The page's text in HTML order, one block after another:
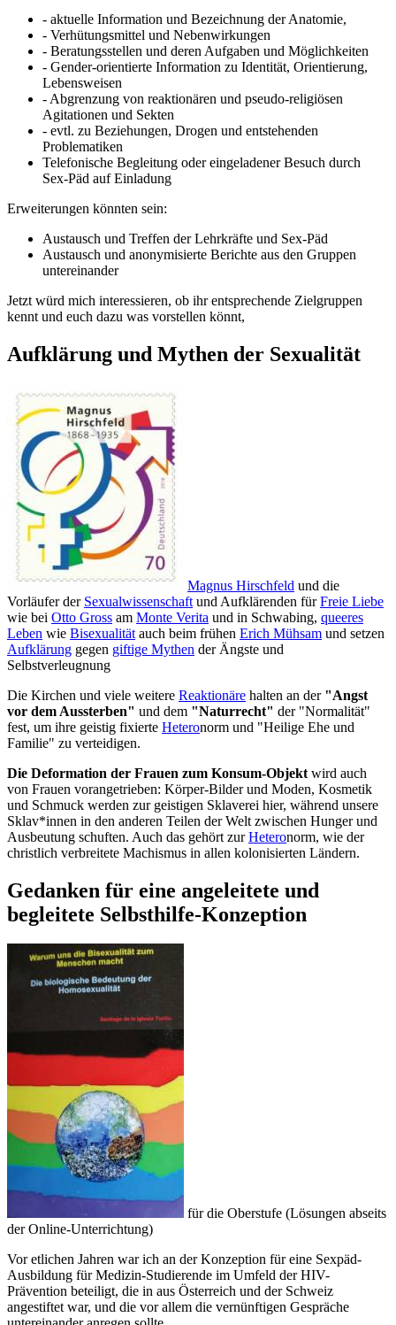
- aktuelle Information und Bezeichnung der Anatomie,
- Verhütungsmittel und Nebenwirkungen
- Beratungsstellen und deren Aufgaben und Möglichkeiten
- Gender-orientierte Information zu Identität, Orientierung,
Lebensweisen
- Abgrenzung von reaktionären und pseudo-religiösen
Agitationen und Sekten
- evtl. zu Beziehungen, Drogen und entstehenden
Problematiken
Telefonische Begleitung oder eingeladener Besuch durch
Sex-Päd auf Einladung
Erweiterungen könnten sein:
Austausch und Treffen der Lehrkräfte und Sex-Päd
Austausch und anonymisierte Berichte aus den Gruppen
untereinander
Jetzt würd mich interessieren, ob ihr entsprechende Zielgruppen
kennt und euch dazu was vorstellen könnt,
Aufklärung und Mythen der Sexualität
Magnus Hirschfeld und die
Vorläufer der Sexualwissenschaft und Aufklärenden fürFreie Liebe
wie bei Otto Gross am Monte Verita und in Schwabing, queeres
Leben wie Bisexualität auch beim frühen Erich Mühsam und setzen
Aufklärung gegen giftige Mythen der Ängste und
Selbstverleugnung
Die Kirchen und viele weitere Reaktionäre halten an der "Angst
vor dem Aussterben" und dem "Naturrecht" der "Normalität"
fest, um ihre geistig fixierte Heteronorm und "Heilige Ehe und
Familie" zu verteidigen.
Die Deformation der Frauen zum Konsum-Objekt wird auch
von Frauen vorangetrieben: Körper-Bilder und Moden, Kosmetik
und Schmuck werden zur geistigen Sklaverei hier, während unsere
Sklav*innen in den anderen Teilen der Welt zwischen Hunger und
Ausbeutung schuften. Auch das gehört zurHeteronorm, wie der
christlich verbreitete Machismus in allen kolonisierten Ländern.
Gedanken für eine angeleitete und
begleitete Selbsthilfe-Konzeption
für die Oberstufe (Lösungen abseits
der Online-Unterrichtung)
Vor etlichen Jahren war ich an der Konzeption für eine Sexpäd-
Ausbildung für Medizin-Studierende im Umfeld der HIV-
Prävention beteiligt, die in aus Österreich und der Schweiz
angestiftet war, und die vor allem die vernünftigen Gespräche